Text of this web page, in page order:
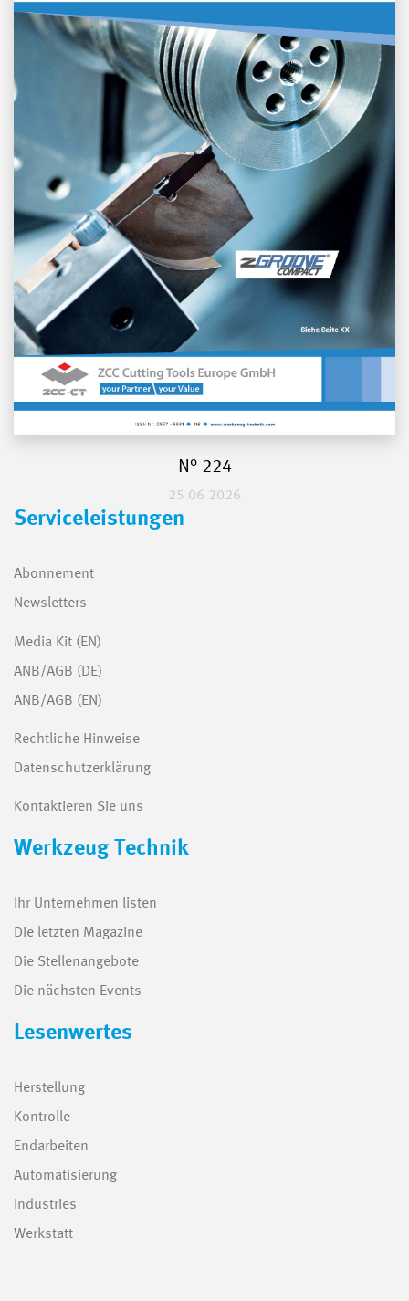
N° 224
25 06 2026
Serviceleistungen
Abonnement
Newsletters
Media Kit (EN)
ANB/AGB (DE)
ANB/AGB (EN)
Rechtliche Hinweise
Datenschutzerklärung
Kontaktieren Sie uns
Werkzeug Technik
Ihr Unternehmen listen
Die letzten Magazine
Die Stellenangebote
Die nächsten Events
Lesenwertes
Herstellung
Kontrolle
Endarbeiten
Automatisierung
Industries
Werkstatt